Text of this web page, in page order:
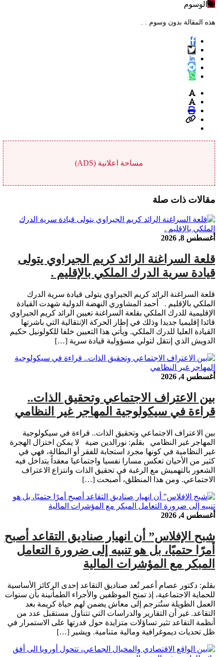
الوسوم
هذه المقالة بدون وسوم . .
مساحة اعلانية (ADS)
مقالات ذات صلة
أغسطس 8, 2026
قلعة السراغنة الرائد كريم الجيراوي يتولى
قيادة سرية الدرك الملكي بالإقليم .
قلعة السراغنة الرائد كريم الجيراوي يتولى قيادة سرية الدرك
الملكي بالإقليم . أحمد المشاوري النهضة الدولية شهدت القيادة
الإقليمية للدرك الملكي بقلعة السراغنة تعيين الرائد كريم الجيراوي
قائدا إقليميا جديدا وذلك في إطار الحركة الإنتقالية التي باشرتها
القيادة العليا للدرك الملكي. ويأتي هذا التعيين خلفا للكولونيل حكيم
الدويش الذي إنتقل لتولي مسؤولية قيادة سرية […]
أغسطس 4, 2026
بين الاعتراف الاجتماعي وتحقيق الذات..
قراءة في سيكولوجية المهاجر غير النظامي
بين الاعتراف الاجتماعي وتحقيق الذات.. قراءة في سيكولوجية
المهاجر غير النظامي بقلم: نورالدين ضية لا يمكن اختزال الهجرة
غير النظامية في كونها مجرد استجابة للفقر أو البطالة، فهي في
كثير من الأحيان تعكس مسارا نفسيا واجتماعيا معقداً يتداخل فيه
الشعور بالتهميش مع الرغبة في تحقيق الذات وانتزاع الاعتراف
الاجتماعي. ومن هذا المنطلق، أصبحت […]
أغسطس 4, 2026
شبح الإفلاس” أن انهيار صناديق التقاعد أصبح
أمرًا حتميًا، بل هو تنبيه إلى ضرورة التعامل
المبكر مع المؤشرات المالية
بقلم: دكتور عصام أعمر تُعد صناديق التقاعد إحدى الركائز الأساسية
للحماية الاجتماعية، إذ تمنح الموظفين والأجراء الطمأنينة بأن سنوات
العمل الطويلة ستُترجم إلى معاش يضمن لهم حياة كريمة بعد
التقاعد. غير أن التقارير والدراسات التي تتناول مستقبل عدد من
أنظمة التقاعد تثير تساؤلات متزايدة حول قدرتها على الاستمرار في
ظل تحديات ديموغرافية ومالية متنامية. ويشير […]